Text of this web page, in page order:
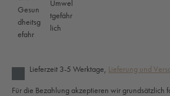
Lieferzeit 3-5 Werktage, Lieferung und
Für die Bezahlung akzeptieren wir grundsätzlich